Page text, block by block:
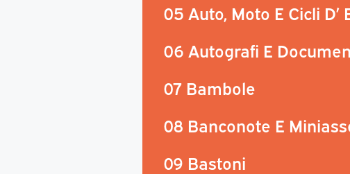
05 Auto, Moto E Cicli D’
06 Autografi E
07 Bambole
08 Banconote E
09 Bastoni